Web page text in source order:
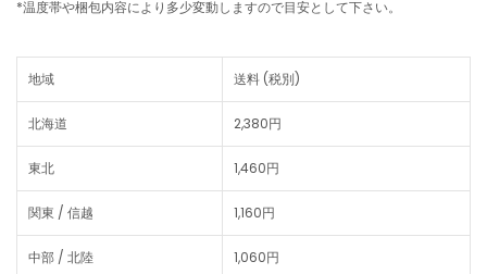
*温度帯や梱包内容により多少変動しますので目安として下さい。
地域 送料 (税別)
北海道 2,380円
東北 1,460円
関東 / 信越 1,160円
中部 / 北陸 1,060円